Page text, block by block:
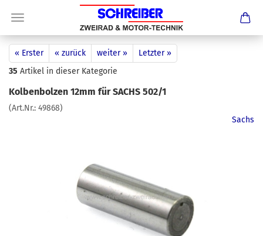
« Erster « zurück weiter »
Letzter »
35 Artikel in dieser Kategorie
Kolbenbolzen 12mm für SACHS 502/1
(Art.Nr.: 49868)
Sachs